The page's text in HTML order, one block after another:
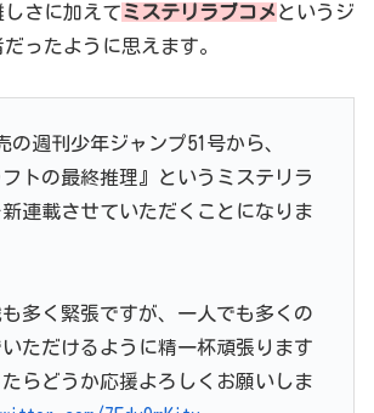
さに加えてミステリラブコメ というジ
ったように思えます。
の週刊少年ジャンプ51号から、
フトの最終推理』というミステリラ
連載させていただくことになりま
多く緊張ですが、一人でも多くの
いただけるように精一杯頑張ります
らどうか応援よろしくお願いしま